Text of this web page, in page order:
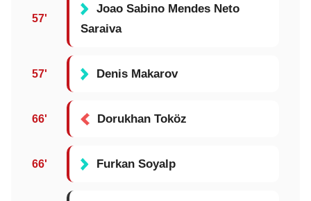
57'
Joao Sabino Mendes Neto
Saraiva
57' Denis Makarov
66' Dorukhan Toköz
66' Furkan Soyalp